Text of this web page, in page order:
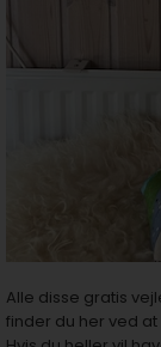
Alle disse gratis
finder du her ved